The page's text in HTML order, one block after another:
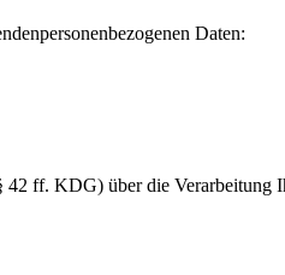
Daten:
ff. KDG) über die Verarbeitung